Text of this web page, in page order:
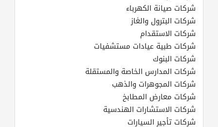
شركات صيانة الكهرباء
شركات البترول والغاز
شركات الاستقدام
شركات طبية عيادات مستشفيات
شركات البنوك
شركات المدارس الخاصة والمستقلة
شركات المجوهرات والذهب
شركات معارض المطابخ
شركات الاستشارات الهندسية
شركات تأجير السيارات